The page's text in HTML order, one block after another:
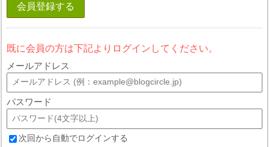
会員登録する
既に会員の方は下記よりログインしてください。
メールアドレス
パスワード
次回から自動でログインする